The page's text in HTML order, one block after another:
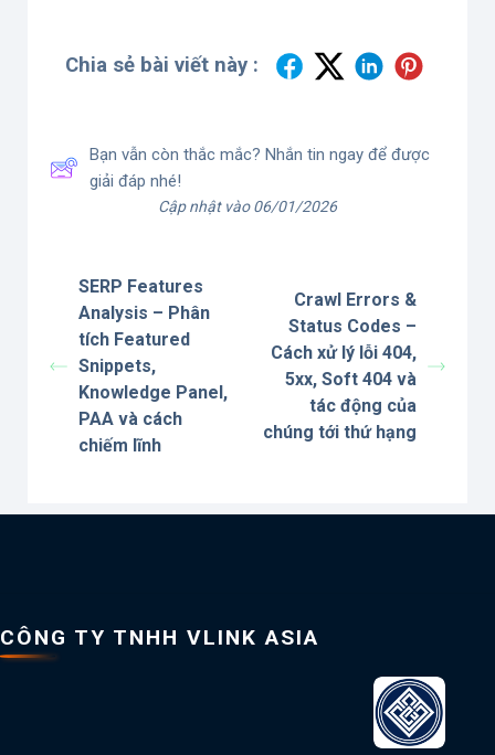
Chia sẻ bài viết này :
Bạn vẫn còn thắc mắc? Nhắn tin ngay để được
giải đáp nhé!
Cập nhật vào 06/01/2026
SERP Features
Analysis – Phân
tích Featured
Snippets,
Knowledge Panel,
PAA và cách
chiếm lĩnh
Crawl Errors &
Status Codes –
Cách xử lý lỗi 404,
5xx, Soft 404 và
tác động của
chúng tới thứ hạng
CÔNG TY TNHH VLINK ASIA